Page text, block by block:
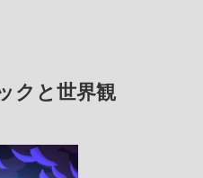
クと世界観